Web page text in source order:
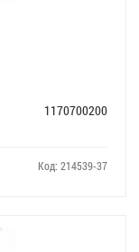
1170700200
Код: 214539-37